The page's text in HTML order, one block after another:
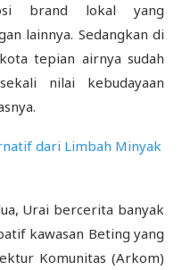
brand lokal yang
lainnya. Sedangkan di
tepian airnya sudah
nilai kebudayaan
dari Limbah Minyak
Urai bercerita banyak
kawasan Beting yang
Komunitas (Arkom)